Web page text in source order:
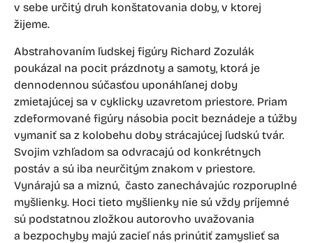
v sebe určitý druh konštatovania doby, v ktorej
žijeme.
Abstrahovaním ľudskej figúry Richard Zozulák
poukázal na pocit prázdnoty a samoty, ktorá je
dennodennou súčasťou uponáhľanej doby
zmietajúcej sa v cyklicky uzavretom priestore. Priam
zdeformované figúry násobia pocit beznádeje a túžby
vymaniť sa z kolobehu doby strácajúcej ľudskú tvár.
Svojim vzhľadom sa odvracajú od konkrétnych
postáv a sú iba neurčitým znakom v priestore.
Vynárajú sa a miznú, často zanechávajúc rozporuplné
myšlienky. Hoci tieto myšlienky nie sú vždy príjemné
sú podstatnou zložkou autorovho uvažovania
a bezpochyby majú zacieľ nás prinútiť zamyslieť sa